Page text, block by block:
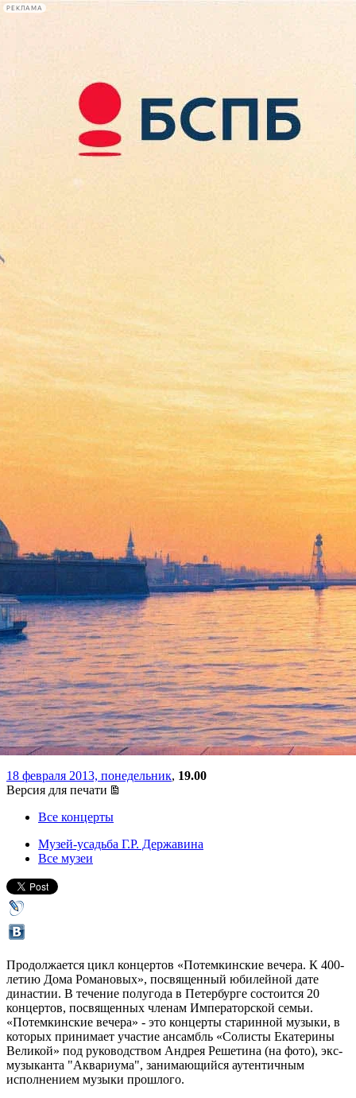
РЕКЛАМА
Сегодня:
2026.08.08
16:06
Афиша Plus
«Потемкинские вечера. К
400-летию Дома Романовых».
Концерт «Русское и
европейское барокко»
18 февраля 2013, понедельник, 19.00
Версия для печати
Все концерты
Музей-усадьба Г.Р. Державина
Все музеи
Продолжается цикл концертов «Потемкинские вечера. К 400-
летию Дома Романовых», посвященный юбилейной дате
династии. В течение полугода в Петербурге состоится 20
концертов, посвященных членам Императорской семьи.
«Потемкинские вечера» - это концерты старинной музыки, в
которых принимает участие ансамбль «Солисты Екатерины
Великой» под руководством Андрея Решетина (на фото), экс-
музыканта "Аквариума", занимающийся аутентичным
исполнением музыки прошлого.